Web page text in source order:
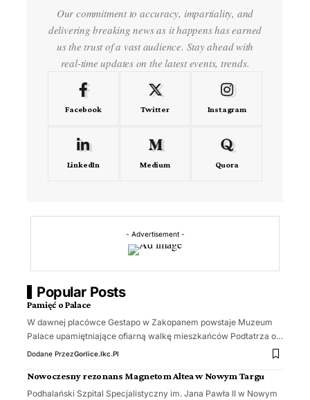
Our commitment to accuracy, impartiality, and
delivering breaking news as it happens has earned
us the trust of a vast audience. Stay ahead with
real-time updates on the latest events, trends.
Facebook Twitter Instagram
LinkedIn Medium Quora
- Advertisement -
Popular Posts
Pamięć o Palace
W dawnej placówce Gestapo w Zakopanem powstaje Muzeum
Palace upamiętniające ofiarną walkę mieszkańców Podtatrza o…
Dodane PrzezGorlice.ikc.pl
Nowoczesny rezonans Magnetom Altea w Nowym Targu
Podhalański Szpital Specjalistyczny im. Jana Pawła II w Nowym